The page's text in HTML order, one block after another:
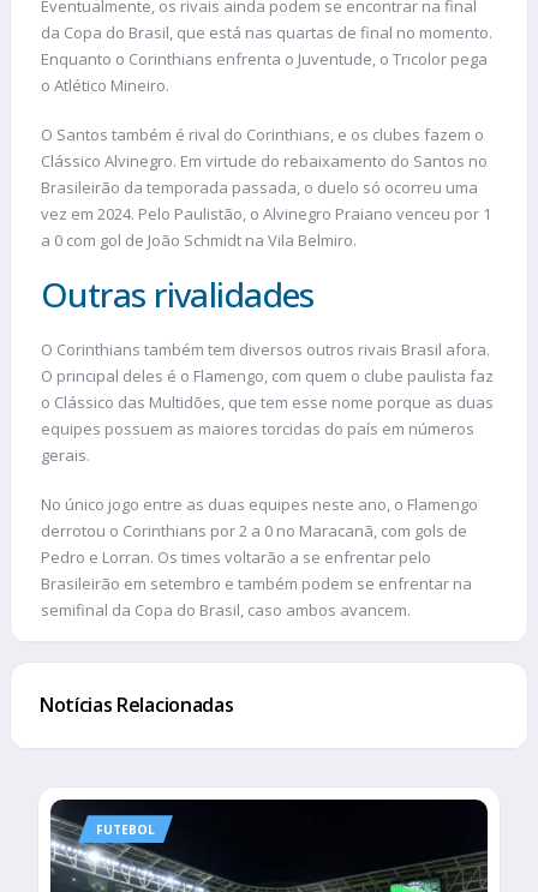
Eventualmente, os rivais ainda podem se encontrar na final
da Copa do Brasil, que está nas quartas de final no momento.
Enquanto o Corinthians enfrenta o Juventude, o Tricolor pega
o Atlético Mineiro.
O Santos também é rival do Corinthians, e os clubes fazem o
Clássico Alvinegro. Em virtude do rebaixamento do Santos no
Brasileirão da temporada passada, o duelo só ocorreu uma
vez em 2024. Pelo Paulistão, o Alvinegro Praiano venceu por 1
a 0 com gol de João Schmidt na Vila Belmiro.
Outras rivalidades
O Corinthians também tem diversos outros rivais Brasil afora.
O principal deles é o Flamengo, com quem o clube paulista faz
o Clássico das Multidões, que tem esse nome porque as duas
equipes possuem as maiores torcidas do país em números
gerais.
No único jogo entre as duas equipes neste ano, o Flamengo
derrotou o Corinthians por 2 a 0 no Maracanã, com gols de
Pedro e Lorran. Os times voltarão a se enfrentar pelo
Brasileirão em setembro e também podem se enfrentar na
semifinal da Copa do Brasil, caso ambos avancem.
Notícias Relacionadas
FUTEBOL